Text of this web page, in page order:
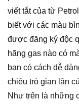
viết tắt của từ
biết với các màu
được đăng ký độc
hãng gas nào có
bạn có cách dễ
chiêu trò gian lận
Như trên là những